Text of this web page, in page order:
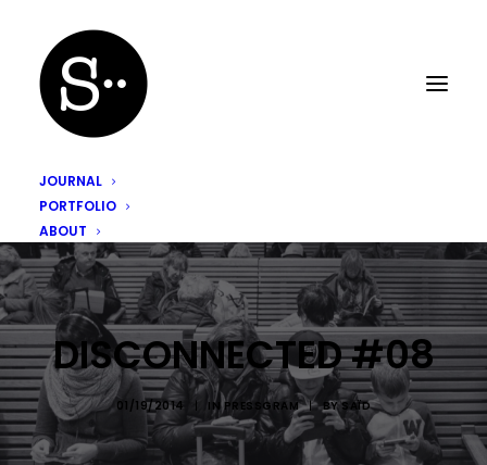
JOURNAL
PORTFOLIO
ABOUT
DISCONNECTED #08
01/19/2014 IN PRESSGRAM | BYSAÏD